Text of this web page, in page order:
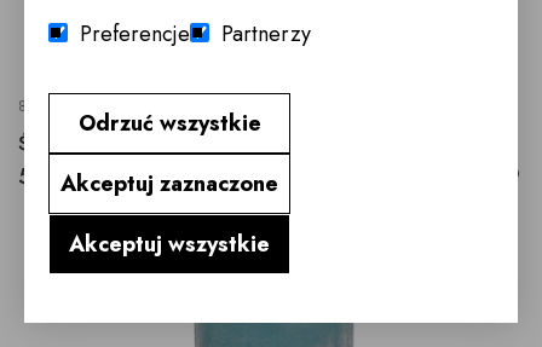
8680
ŚWIECA KLUBOWA BEZWONNA 10 CM
55,- zł 10x10x10
Preferencje
Partnerzy
Odrzuć wszystkie
Akceptuj zaznaczone
Akceptuj wszystkie